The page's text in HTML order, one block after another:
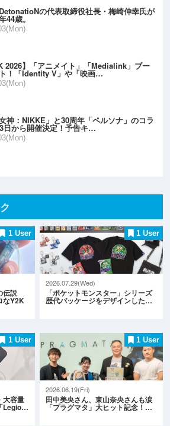
の代表取締役社長・梅崎伸幸氏が
44歳。
2026】「アニメイト」「Medialink」ブー
！「Identity V」や「映画…
神：NIKKE」と30周年「ペルソナ」のコラ
日から開催決定！予告キ…
1 User
伝説
なY2K
1 User
2026.07.29(Wed)
「ポケットモンスター」シリーズ
歴代パッケージをデザインした…
1 User
大容量
Legio…
1 User
2026.06.19(Fri)
田中美央さん、東山奈央さんも涙
「プラグマタ」大ヒット記念！…